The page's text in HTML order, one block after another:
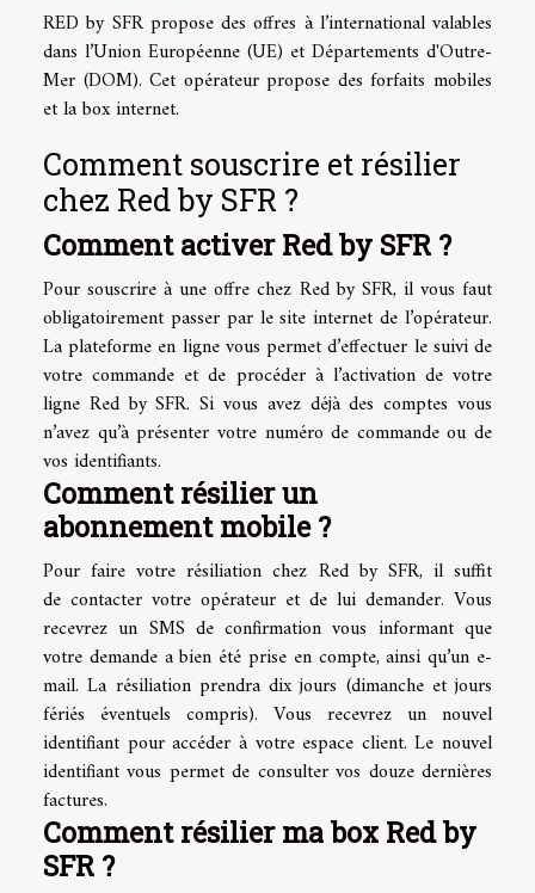
RED by SFR propose des offres à l’international valables
dans l’Union Européenne (UE) et Départements d'Outre-
Mer (DOM). Cet opérateur propose des forfaits mobiles
et la box internet.
Comment souscrire et résilier
chez Red by SFR ?
Comment activer Red by SFR ?
Pour souscrire à une offre chez Red by SFR, il vous faut
obligatoirement passer par le site internet de l’opérateur.
La plateforme en ligne vous permet d’effectuer le suivi de
votre commande et de procéder à l’activation de votre
ligne Red by SFR. Si vous avez déjà des comptes vous
n’avez qu’à présenter votre numéro de commande ou de
vos identifiants.
Comment résilier un
abonnement mobile ?
Pour faire votre résiliation chez Red by SFR, il suffit
de contacter votre opérateur et de lui demander. Vous
recevrez un SMS de confirmation vous informant que
votre demande a bien été prise en compte, ainsi qu’un e-
mail. La résiliation prendra dix jours (dimanche et jours
fériés éventuels compris). Vous recevrez un nouvel
identifiant pour accéder à votre espace client. Le nouvel
identifiant vous permet de consulter vos douze dernières
factures.
Comment résilier ma box Red by
SFR ?